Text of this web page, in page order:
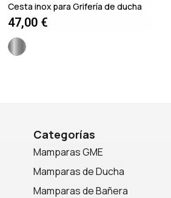
Cesta inox para Grifería de ducha
47,00 €
Categorías
Mamparas GME
Mamparas de Ducha
Mamparas de Bañera